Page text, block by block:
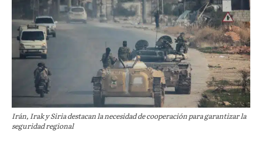
Irán, Irak y Siria destacan la necesidad de cooperación para garantizar la
seguridad regional